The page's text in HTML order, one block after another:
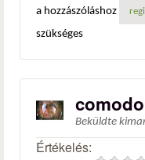
a hozzászóláshoz
szükséges
Beküldte
Értékelés: